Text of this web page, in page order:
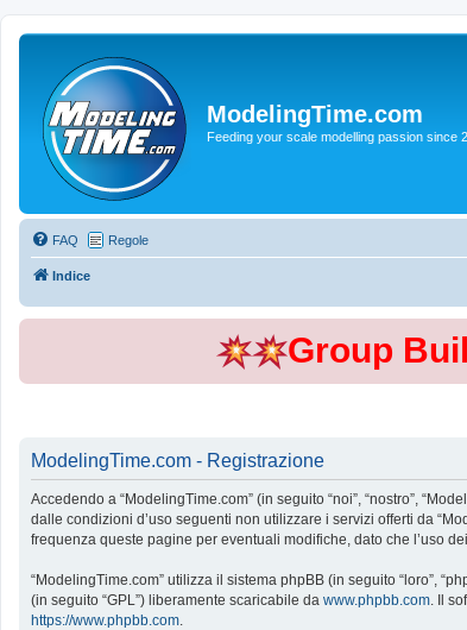
ModelingTime.com
Feeding your scale modelling passion since
FAQ Regole
Indice
Group
ModelingTime.com - Registrazione
Accedendo a “ModelingTime.com” (in seguito “noi”, “nostro”,
dalle condizioni d’uso seguenti non utilizzare i servizi offerti da
frequenza queste pagine per eventuali modifiche, dato che l’uso
“ModelingTime.com” utilizza il sistema phpBB (in seguito “loro”,
(in seguito “GPL”) liberamente scaricabile da www.phpbb.com . Il
https://www.phpbb.com